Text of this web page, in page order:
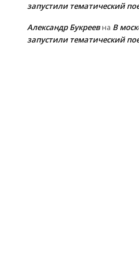
запустили тематический
Александр Букреевна В
запустили тематический